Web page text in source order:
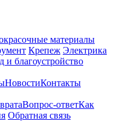
материалы
Крепеж Электрика
и благоустройство
НовостиКонтакты
Вопрос-ответКак
Обратная связь